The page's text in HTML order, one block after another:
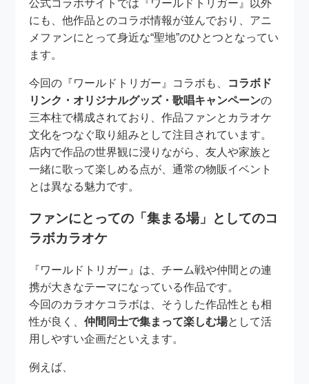
公式コラボサイトでは『ワールドトリガー』以外
にも、他作品とのコラボ情報が並んでおり、アニ
メファンにとって身近な“聖地”のひとつとなってい
ます。
今回の『ワールドトリガー』コラボも、 コラボド
リンク・オリジナルグッズ・歌唱キャンペーンの
三本柱で構成されており、作品ファンとカラオケ
文化をつなぐ取り組みとして注目されています。
店内で作品の世界観に浸りながら、友人や家族と
一緒に歌って楽しめる点が、通常の物販イベント
とは異なる魅力です。
ファンにとっての「集まる場」としてのコ
ラボカラオケ
『ワールドトリガー』は、チーム戦や仲間との連
携が大きなテーマになっている作品です。
今回のカラオケコラボは、そうした作品性とも相
性が良く、仲間同士で集まって楽しむ場として活
用しやすい企画だといえます。
例えば、